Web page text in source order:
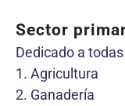
Sector
Dedicado a
1. Agricultura
2. Ganadería